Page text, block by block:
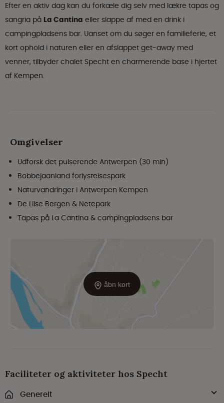
Efter en aktiv dag kan du forkæle dig selv med lækre tapas og
sangria på La Cantina eller slappe af med en drink i
campingpladsens bar. Uanset om du søger en familieferie, et
kort ophold i naturen eller en afslappet get-away med
venner, tilbyder chalet Specht en charmerende base i hjertet
af Kempen.
åbn kort
Omgivelser
Udforsk det pulserende Antwerpen (30 min)
Bobbejaanland forlystelsespark
Naturvandringer i Antwerpen Kempen
De Lilse Bergen & Netepark
Tapas på La Cantina & campingpladsens bar
Faciliteter og aktiviteter hos Specht
Generelt